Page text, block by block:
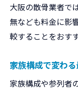
大阪の散骨業者で
無なども料金に影
較することをおす
家族構成で変わ
家族構成や参列者